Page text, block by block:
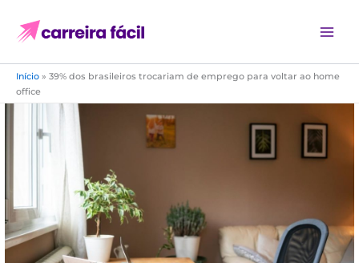
para
conteúdo
Início » 39% dos brasileiros trocariam de emprego para voltar ao home
office